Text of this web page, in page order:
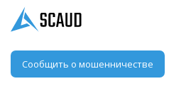
Сообщить о мошенничестве